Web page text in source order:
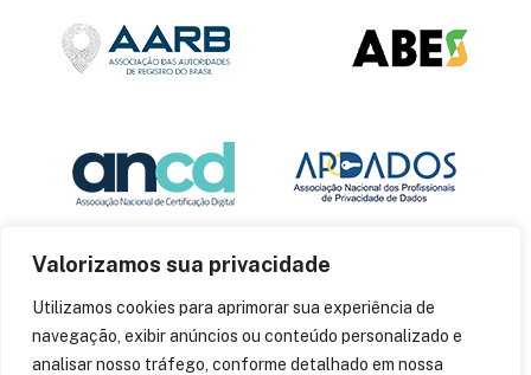
Valorizamos sua privacidade
Utilizamos cookies para aprimorar sua experiência de
navegação, exibir anúncios ou conteúdo personalizado e
analisar nosso tráfego, conforme detalhado em nossa